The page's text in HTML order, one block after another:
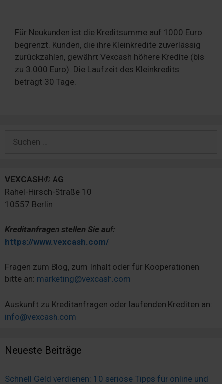
Für Neukunden ist die Kreditsumme auf 1000 Euro
begrenzt. Kunden, die ihre Kleinkredite zuverlässig
zurückzahlen, gewährt Vexcash höhere Kredite (bis
zu 3.000 Euro). Die Laufzeit des Kleinkredits
beträgt 30 Tage.
VEXCASH® AG
Rahel-Hirsch-Straße 10
10557 Berlin
Kreditanfragen stellen Sie auf:
https://www.vexcash.com/
Fragen zum Blog, zum Inhalt oder für Kooperationen
bitte an: marketing@vexcash.com
Auskunft zu Kreditanfragen oder laufenden Krediten an:
info@vexcash.com
Neueste Beiträge
Schnell Geld verdienen: 10 seriöse Tipps für online und